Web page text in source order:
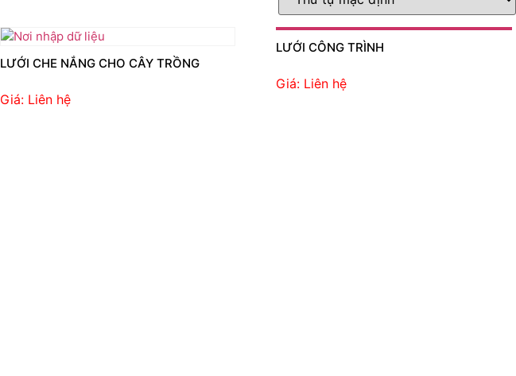
LƯỚI CHE NẮNG CHO CÂY TRỒNG
Giá: Liên hệ
LƯỚI CÔNG TRÌNH
Giá: Liên hệ